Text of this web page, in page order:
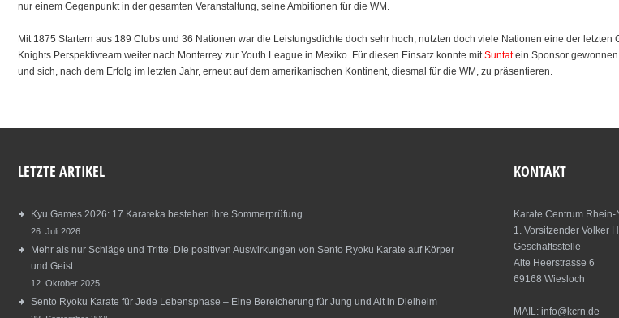
nur einem Gegenpunkt in der gesamten Veranstaltung, seine Ambitionen für die WM.
Mit 1875 Startern aus 189 Clubs und 36 Nationen war die Leistungsdichte doch sehr hoch, nutzten doch viele Nationen eine der
Knights Perspektivteam weiter nach Monterrey zur Youth League in Mexiko. Für diesen Einsatz konnte mitSuntatein Sponsor
und sich, nach dem Erfolg im letzten Jahr, erneut auf dem amerikanischen Kontinent, diesmal für die WM, zu präsentieren.
LETZTE ARTIKEL
Kyu Games 2026: 17 Karateka bestehen ihre Sommerprüfung
26. Juli 2026
Mehr als nur Schläge und Tritte: Die positiven Auswirkungen von Sento Ryoku Karate auf Körper
und Geist
12. Oktober 2025
Sento Ryoku Karate für Jede Lebensphase – Eine Bereicherung für Jung und Alt in Dielheim
KONTAKT
Karate Centrum Rhein-
1. Vorsitzender Volker
Geschäftsstelle
Alte Heerstrasse 6
69168 Wiesloch
MAIL: info@kcrn.de